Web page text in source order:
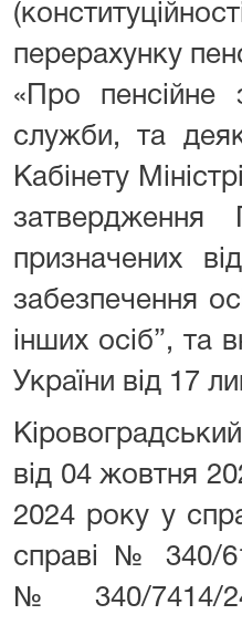
перерахунку
«Про пенсійне
служби, та
Кабінету
затвердження
призначених
забезпечення
інших осіб”, та
України від 17
від 04 жовтня
2024 року у
справі № 340/
№ 340/7414/